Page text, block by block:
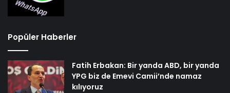
Popüler Haberler
Fatih Erbakan: Bir yanda ABD, bir yanda
YPG biz de Emevi Camii’nde namaz
kılıyoruz